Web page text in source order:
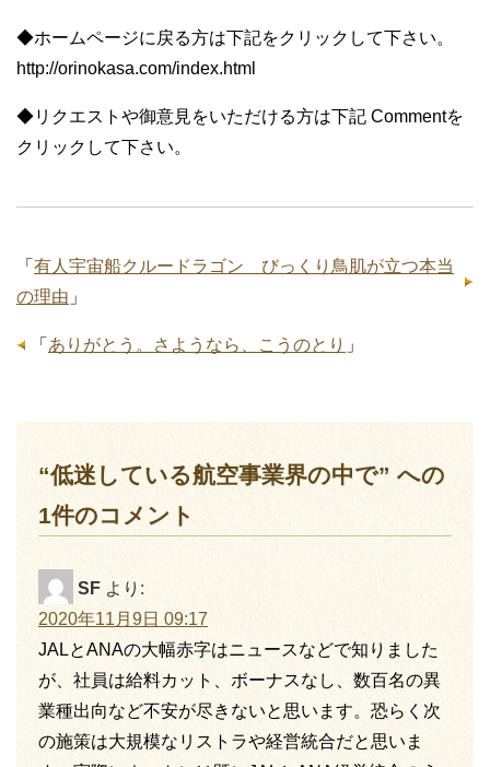
◆ホームページに戻る方は下記をクリックして下さい。
http://orinokasa.com/index.html
◆リクエストや御意見をいただける方は下記 Commentを
クリックして下さい。
「 有人宇宙船クルードラゴン びっくり鳥肌が立つ本当
の理由 」
「 ありがとう。さようなら、こうのとり 」
“低迷している航空事業界の中で” への
1件のコメント
SF より:
2020年11月9日 09:17
JALとANAの大幅赤字はニュースなどで知りました
が、社員は給料カット、ボーナスなし、数百名の異
業種出向など不安が尽きないと思います。恐らく次
の施策は大規模なリストラや経営統合だと思いま